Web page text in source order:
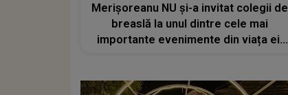
Merișoreanu NU și-a invitat colegii de
breaslă la unul dintre cele mai
importante evenimente din viața ei.
de fapt: "Vă dați seama că..."